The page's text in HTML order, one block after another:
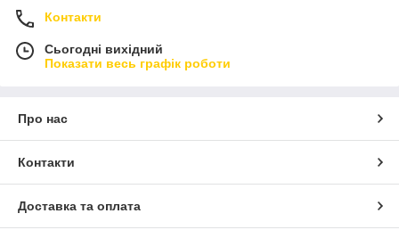
Контакти
Сьогодні вихідний
Показати весь графік роботи
Про нас
Контакти
Доставка та оплата